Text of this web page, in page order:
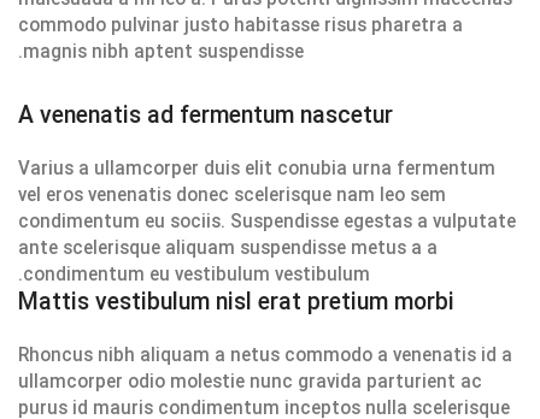
commodo pulvinar justo habitasse risus pharetra a
magnis nibh aptent suspendisse.
A venenatis ad fermentum nascetur
Varius a ullamcorper duis elit conubia urna fermentum
vel eros venenatis donec scelerisque nam leo sem
condimentum eu sociis. Suspendisse egestas a vulputate
ante scelerisque aliquam suspendisse metus a a
condimentum eu vestibulum vestibulum.
Mattis vestibulum nisl erat pretium morbi
Rhoncus nibh aliquam a netus commodo a venenatis id a
ullamcorper odio molestie nunc gravida parturient ac
purus id mauris condimentum inceptos nulla scelerisque